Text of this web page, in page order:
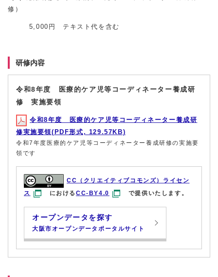
修）
5,000円 テキスト代を含む
研修内容
令和8年度 医療的ケア児等コーディネーター養成研
修 実施要領
令和8年度 医療的ケア児等コーディネーター養成研
修実施要領(PDF形式, 129.57KB)
令和7年度医療的ケア児等コーディネーター養成研修の実施要
領です
CC（クリエイティブコモンズ）ライセン
ス
におけるCC-BY4.0 で提供いたします。
オープンデータを探す
大阪市オープンデータポータルサイト